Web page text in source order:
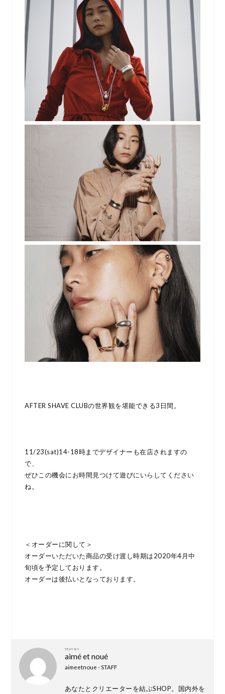
AFTER SHAVE CLUBの世界観を堪能できる3日間。
11/23(sat)14-18時までデザイナーも在店されますの
で、
ぜひこの機会にお時間見つけて遊びにいらしてください
ね。
＜オーダーに関して＞
オーダーいただいた商品の受け渡し時期は2020年4月中
旬頃を予定しております。
オーダーは後払いとなっております。
TEXT BY
aimé et noué
aimeetnoue - STAFF
あなたとクリエーターを結ぶSHOP。国内外を